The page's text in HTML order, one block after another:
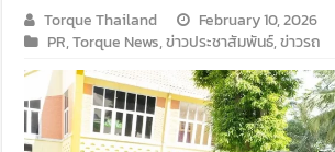
Torque Thailand
February 10, 2026
PR,Torque News,ข่าวประชาสัมพันธ์,ข่าวรถ